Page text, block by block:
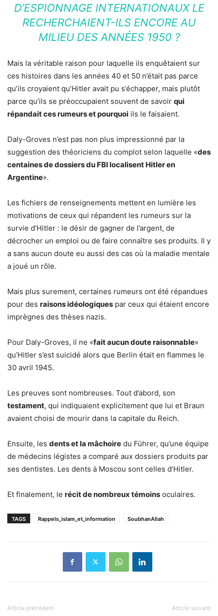
D’ESPIONNAGE INTERNATIONAUX LE
RECHERCHAIENT-ILS ENCORE AU
MILIEU DES ANNÉES 1950 ?
Mais la véritable raison pour laquelle ils enquêtaient sur
ces histoires dans les années 40 et 50 n’était pas parce
qu’ils croyaient qu’Hitler avait pu s’échapper, mais plutôt
parce qu’ils se préoccupaient souvent de savoir qui
répandait ces rumeurs et pourquoi ils le faisaient.
Daly-Groves n’est pas non plus impressionné par la
suggestion des théoriciens du complot selon laquelle «des
centaines de dossiers du FBI localisent Hitler en
Argentine».
Les fichiers de renseignements mettent en lumière les
motivations de ceux qui répandent les rumeurs sur la
survie d’Hitler : le désir de gagner de l’argent, de
décrocher un emploi ou de faire connaître ses produits. Il y
a sans aucun doute eu aussi des cas où la maladie mentale
a joué un rôle.
Mais plus surement, certaines rumeurs ont été répandues
pour des raisons idéologiques par ceux qui étaient encore
imprègnes des thèses nazis.
Pour Daly-Groves, il ne «fait aucun doute raisonnable»
qu’Hitler s’est suicidé alors que Berlin était en flammes le
30 avril 1945.
Les preuves sont nombreuses. Tout d’abord, son
testament, qui indiquaient explicitement que lui et Braun
avaient choisi de mourir dans la capitale du Reich.
Ensuite, les dents et la mâchoire du Führer, qu’une équipe
de médecins légistes a comparé aux dossiers produits par
ses dentistes. Les dents à Moscou sont celles d’Hitler.
Et finalement, le récit de nombreux témoins oculaires.
TAGS Rappels_islam_et_information SoubhanAllah
Article précédent Article suivant